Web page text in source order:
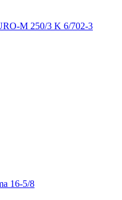
M 250/3 K 6/702-3
16-5/8